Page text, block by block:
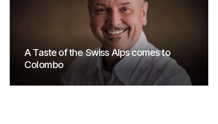
A Taste of the Swiss Alps comes to
Colombo